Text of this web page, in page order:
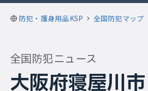
防犯・護身用品KSP 全国防犯マップ
全国防犯ニュース
大阪府寝屋川市